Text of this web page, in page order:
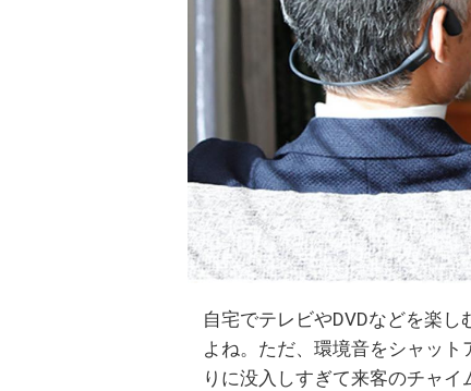
自宅でテレビやDVDなどを楽
よね。ただ、環境音をシャッ
りに没入しすぎて来客のチャイ